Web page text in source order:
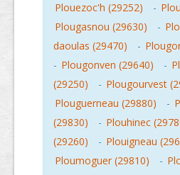
Plouezoc'h (29252)
-
Plougasnou (29630)
-
daoulas (29470)
-
- Plougonven (29640) -
(29250)
- Plougourvest
Plouguerneau (29880)
-
(29830)
- Plouhinec
(29260)
- Plouigneau
Ploumoguer (29810)
-